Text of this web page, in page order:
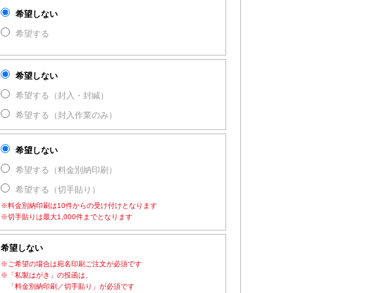
希望しない
希望する
希望しない
希望する（封入・封緘）
希望する（封入作業のみ）
希望しない
希望する（料金別納印刷）
希望する（切手貼り）
※料金別納印刷は10件からの受け付けとなります
※切手貼りは最大1,000件までとなります
希望しない
※ご希望の場合は宛名印刷ご注文が必須です
※「私製はがき」の投函は、
「料金別納印刷／切手貼り」が必須です